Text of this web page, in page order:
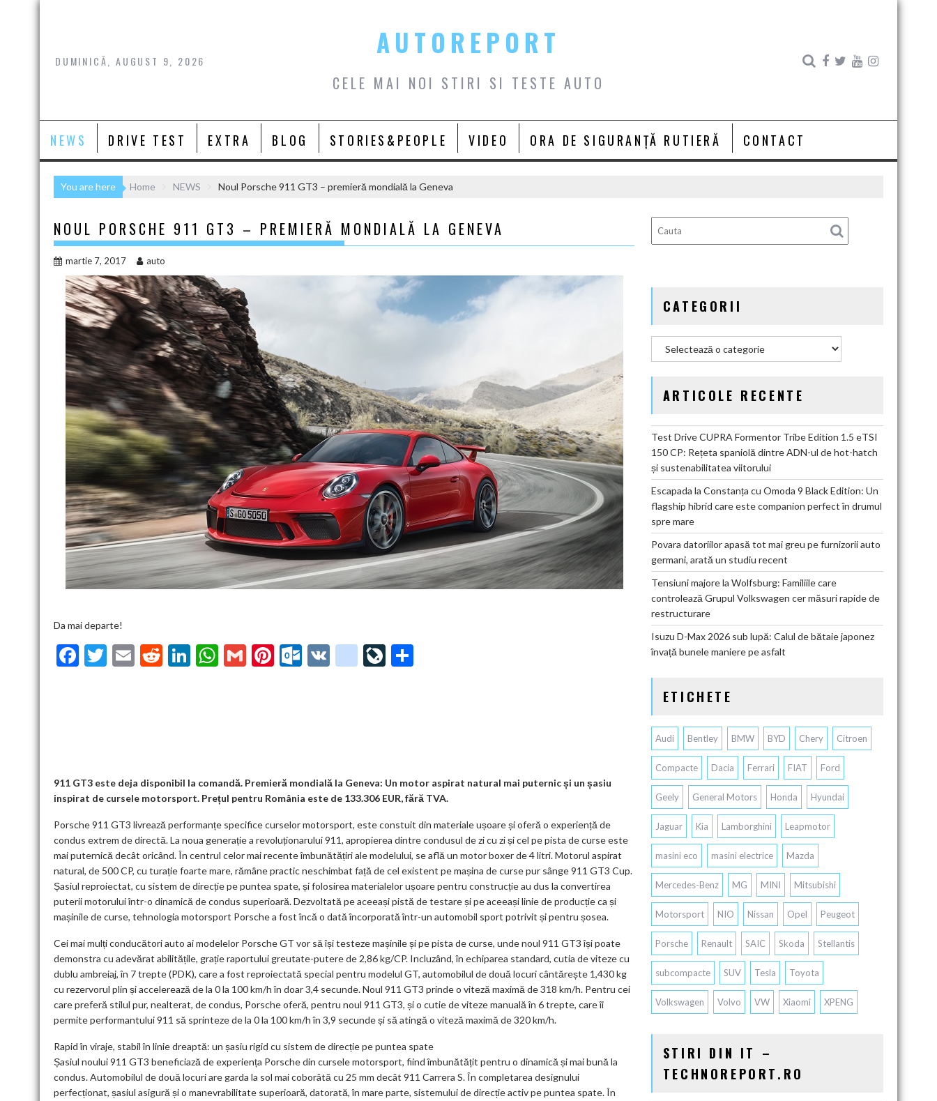
Skip
DUMINICĂ, AUGUST 9, 2026
AUTOREPORT
CELE MAI NOI STIRI SI TESTE AUTO
NEWS DRIVE TEST EXTRA BLOG STORIES&PEOPLE VIDEO ORA DE SIGURANȚĂ RUTIERĂ CONTACT
You are here Home NEWS Noul Porsche 911 GT3 – premieră mondială la Geneva
NOUL PORSCHE 911 GT3 – PREMIERĂ MONDIALĂ LA GENEVA
martie 7, 2017 auto
Da mai departe!
F
k
T
E
R
Li W
p
G
Pi O
m
V
g
o
o
k
m
ar
ks
Li
911 GT3 este deja disponibil la comandă. Premieră mondială la Geneva: Un motor aspirat natural mai puternic și un șasiu
inspirat de cursele motorsport. Prețul pentru România este de 133.306 EUR, fără TVA.
Porsche 911 GT3 livrează performanțe specifice curselor motorsport, este constuit din materiale ușoare și oferă o experiență de
condus extrem de directă. La noua generație a revoluționarului 911, apropierea dintre condusul de zi cu zi și cel pe pista de curse este
mai puternică decât oricând. În centrul celor mai recente îmbunătățiri ale modelului, se află un motor boxer de 4 litri. Motorul aspirat
natural, de 500 CP, cu turație foarte mare, rămâne practic neschimbat față de cel existent pe mașina de curse pur sânge 911 GT3 Cup.
Șasiul reproiectat, cu sistem de direcție pe puntea spate, și folosirea materialelor ușoare pentru construcție au dus la convertirea
puterii motorului într-o dinamică de condus superioară. Dezvoltată pe aceeași pistă de testare și pe aceeași linie de producție ca și
mașinile de curse, tehnologia motorsport Porsche a fost încă o dată încorporată într-un automobil sport potrivit și pentru șosea.
Cei mai mulți conducători auto ai modelelor Porsche GT vor să își testeze mașinile și pe pista de curse, unde noul 911 GT3 își poate
demonstra cu adevărat abilitățile, grație raportului greutate-putere de 2,86 kg/CP. Incluzând, în echiparea standard, cutia de viteze cu
dublu ambreiaj, în 7 trepte (PDK), care a fost reproiectată special pentru modelul GT, automobilul de două locuri cântărește 1,430 kg
cu rezervorul plin și accelerează de la 0 la 100 km/h în doar 3,4 secunde. Noul 911 GT3 prinde o viteză maximă de 318 km/h. Pentru cei
care preferă stilul pur, nealterat, de condus, Porsche oferă, pentru noul 911 GT3, și o cutie de viteze manuală în 6 trepte, care îi
permite performantului 911 să sprinteze de la 0 la 100 km/h în 3,9 secunde și să atingă o viteză maximă de 320 km/h.
Rapid în viraje, stabil în linie dreaptă: un șasiu rigid cu sistem de direcție pe puntea spate
Șasiul noului 911 GT3 beneficiază de experiența Porsche din cursele motorsport, fiind îmbunătățit pentru o dinamică și mai bună la
condus. Automobilul de două locuri are garda la sol mai coborâtă cu 25 mm decât 911 Carrera S. În completarea designului
perfecționat, șasiul asigură și o manevrabilitate superioară, datorată, în mare parte, sistemului de direcție activ pe puntea spate. În
CATEGORII
ARTICOLE RECENTE
Test Drive CUPRA Formentor Tribe Edition 1.5 eTSI
150 CP: Rețeta spaniolă dintre ADN-ul de hot-hatch
și sustenabilitatea viitorului
Escapada la Constanța cu Omoda 9 Black Edition: Un
flagship hibrid care este companion perfect în drumul
spre mare
Povara datoriilor apasă tot mai greu pe furnizorii auto
germani, arată un studiu recent
Tensiuni majore la Wolfsburg: Familiile care
controlează Grupul Volkswagen cer măsuri rapide de
restructurare
Isuzu D-Max 2026 sub lupă: Calul de bătaie japonez
învață bunele maniere pe asfalt
ETICHETE
Audi Bentley BMW BYD Chery Citroen
Compacte Dacia Ferrari FIAT Ford
Geely General Motors Honda Hyundai
Jaguar Kia Lamborghini Leapmotor
masini eco masini electrice Mazda
Mercedes-Benz MG MINI Mitsubishi
Motorsport NIO Nissan Opel Peugeot
Porsche Renault SAIC Skoda Stellantis
subcompacte SUV Tesla Toyota
Volkswagen Volvo VW Xiaomi XPENG
STIRI DIN IT –
TECHNOREPORT.RO